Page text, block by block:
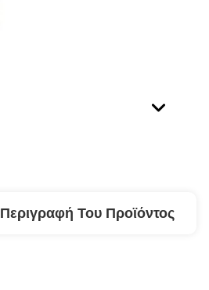
Περιγραφή Του Προϊόντος